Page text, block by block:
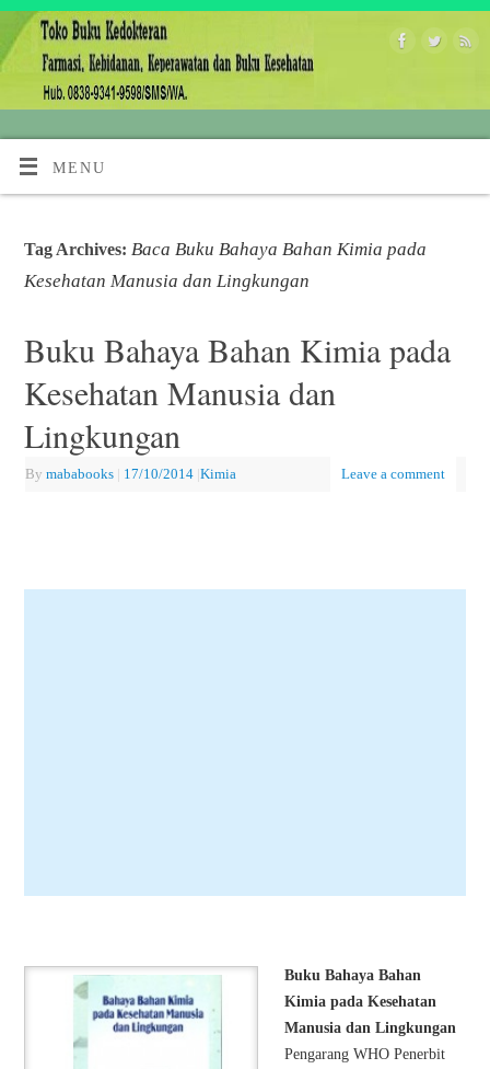
MENU
Tag Archives: Baca Buku Bahaya Bahan Kimia pada
Kesehatan Manusia dan Lingkungan
Buku Bahaya Bahan Kimia pada
Kesehatan Manusia dan
Lingkungan
By mababooks | 17/10/2014 |Kimia Leave a comment
Buku Bahaya Bahan
Kimia pada Kesehatan
Manusia dan Lingkungan
Pengarang WHO Penerbit